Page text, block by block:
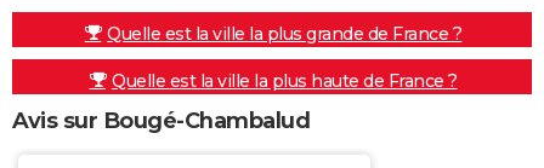
Quelle est la ville la plus grande de France ?
Quelle est la ville la plus haute de France ?
Avis sur Bougé-Chambalud